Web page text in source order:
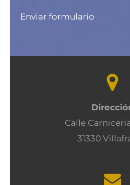
Enviar formulario
Calle
31330